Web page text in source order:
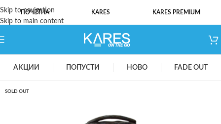
Skip to navigation
Skip to main content
ПОЧЕТНА KARES KARES PREMIUM
АКЦИИ ПОПУСТИ НОВО FADE OUT
SOLD OUT